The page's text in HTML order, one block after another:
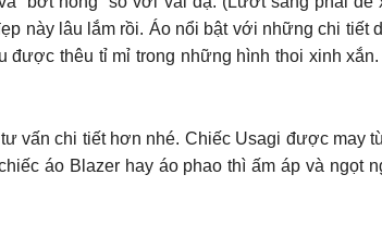
này lâu lắm rồi. Áo nổi bật với những chi tiết
thêu tỉ mỉ trong những hình thoi xinh
vấn chi tiết hơn nhé. Chiếc Usagi được may
áo Blazer hay áo phao thì ấm áp và ngọt